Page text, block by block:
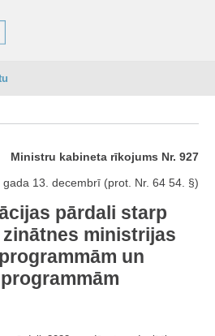
Ministru kabineta rīkojums Nr. 927
gada 13. decembrī (prot. Nr. 64 54. §)
pārdali starp
ministrijas
un